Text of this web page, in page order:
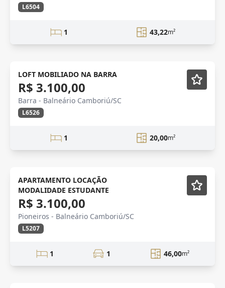
L6504
1 43,22m²
LOFT Mobiliado
LOFT MOBILIADO NA BARRA
R$ 3.100,00
Barra - Balneário Camboriú/SC
L6526
1 20,00m²
Mobiliado
APARTAMENTO LOCAÇÃO
MODALIDADE ESTUDANTE
R$ 3.100,00
Pioneiros - Balneário Camboriú/SC
L5207
1 1 46,00m²